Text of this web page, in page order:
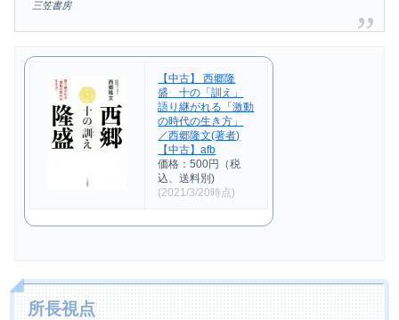
三笠書房
【中古】 西郷隆
盛 十の「訓え」
語り継がれる「激動
の時代の生き方」
／西郷隆文(著者)
【中古】afb
価格：500円（税
込、送料別)
(2021/3/20時点)
所長視点